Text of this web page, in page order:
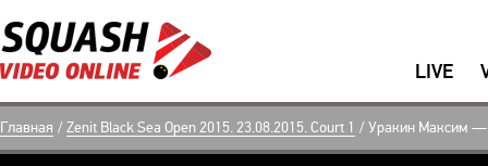
LIVE
Главная / Zenit Black Sea Open 2015. 23.08.2015. Court 1 / Уракин Максим —